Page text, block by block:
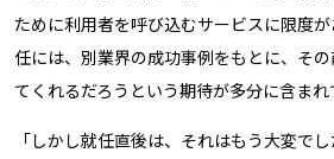
ために利用者を呼び込むサービスに限度
任には、別業界の成功事例をもとに、そ
てくれるだろうという期待が多分に含まれ
「しかし就任直後は、それはもう大変で